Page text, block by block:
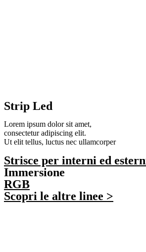
Strip Led
Lorem ipsum dolor sit amet,
consectetur adipiscing elit.
Ut elit tellus, luctus nec ullamcorper
Strisce per interni ed
Immersione
RGB
Scopri le altre linee >